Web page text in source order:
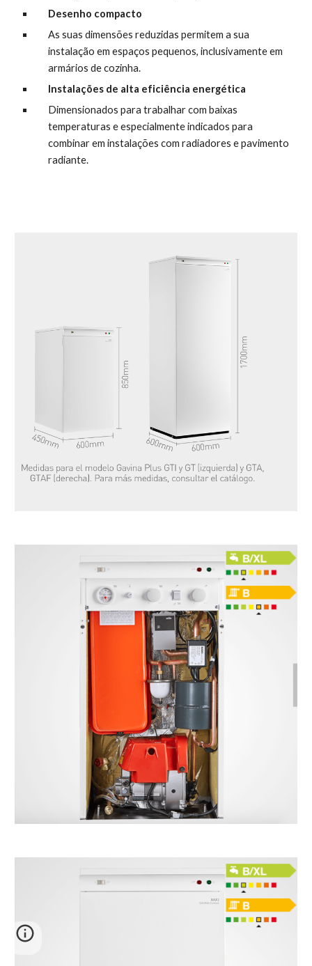
Desenho compacto
As suas dimensões reduzidas permitem a sua
instalação em espaços pequenos, inclusivamente em
armários de cozinha.
Instalações de alta eficiência energética
Dimensionados para trabalhar com baixas
temperaturas e especialmente indicados para
combinar em instalações com radiadores e pavimento
radiante.